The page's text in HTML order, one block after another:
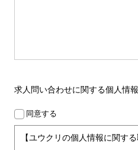
求人問い合わせに関する個人情
同意する
【ユウクリの個人情報に関す